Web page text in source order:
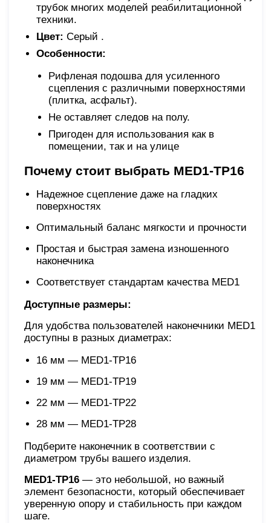
трубок многих моделей реабилитационной
техники.
Цвет: Серый .
Особенности:
Рифленая подошва для усиленного
сцепления с различными поверхностями
(плитка, асфальт).
Не оставляет следов на полу.
Пригоден для использования как в
помещении, так и на улице
Почему стоит выбрать MED1-TP16
Надежное сцепление даже на гладких
поверхностях
Оптимальный баланс мягкости и прочности
Простая и быстрая замена изношенного
наконечника
Соответствует стандартам качества MED1
Доступные размеры:
Для удобства пользователей наконечники MED1
доступны в разных диаметрах:
16 мм — MED1-TP16
19 мм — MED1-TP19
22 мм — MED1-TP22
28 мм — MED1-TP28
Подберите наконечник в соответствии с
диаметром трубы вашего изделия.
MED1-TP16 — это небольшой, но важный
элемент безопасности, который обеспечивает
уверенную опору и стабильность при каждом
шаге.